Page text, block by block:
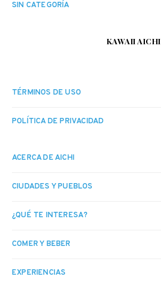
SIN CATEGORÍA
KAWAII AICHI
TÉRMINOS DE USO
POLÍTICA DE PRIVACIDAD
ACERCA DE AICHI
CIUDADES Y PUEBLOS
¿QUÉ TE INTERESA?
COMER Y BEBER
EXPERIENCIAS